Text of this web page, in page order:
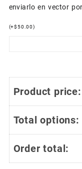
enviarlo en vector
(+$50.00 )
Product price:
Total options:
Order total: